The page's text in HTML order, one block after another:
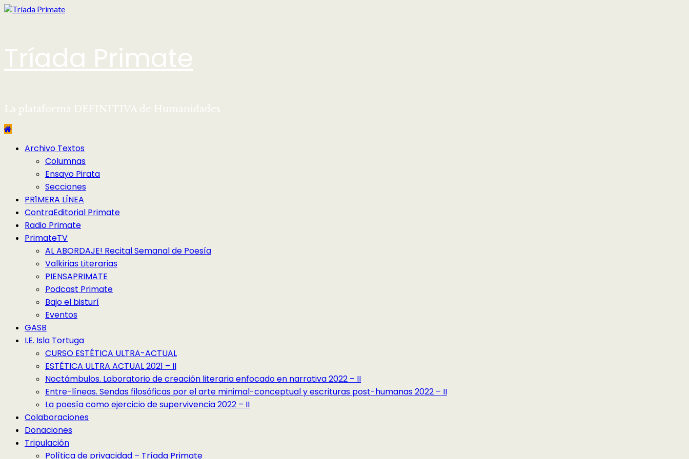
Saltar
Tríada Primate
La plataforma DEFINITIVA de Humanidades
Menú Archivo Textos
Columnas
Ensayo Pirata
Secciones
PR1MERA LÍNEA
ContraEditorial Primate
Radio Primate
PrimateTV
AL ABORDAJE! Recital Semanal de Poesía
Valkirias Literarias
PIENSAPRIMATE
Podcast Primate
Bajo el bisturí
Eventos
GASB
I.E. Isla Tortuga
CURSO ESTÉTICA ULTRA-ACTUAL
ESTÉTICA ULTRA ACTUAL 2021 – II
Noctámbulos. Laboratorio de creación literaria enfocado en narrativa 2022 – II
Entre-líneas. Sendas filosóficas por el arte minimal-conceptual y escrituras post-humanas 2022 – II
La poesía como ejercicio de supervivencia 2022 – II
Colaboraciones
Donaciones
Tripulación
Política de privacidad – Tríada Primate